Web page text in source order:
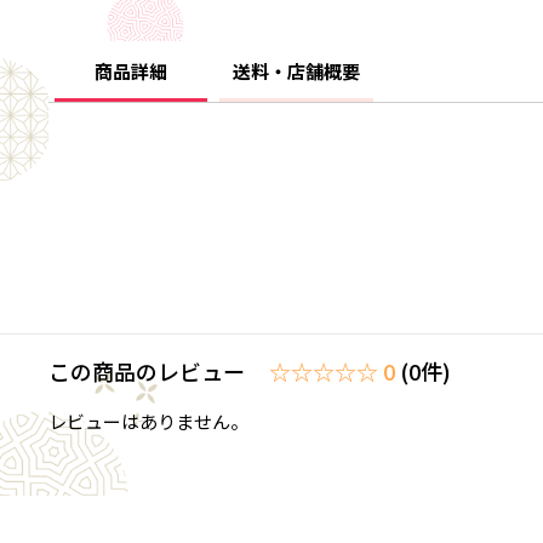
商品詳細 送料・店舗概要
この商品のレビュー ☆☆☆☆☆ 0 (0件)
レビューはありません。